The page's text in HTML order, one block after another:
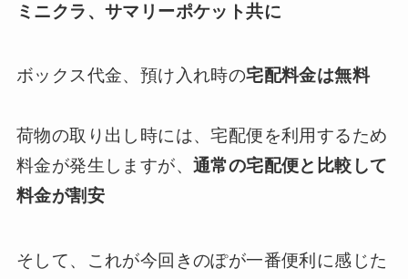
ミニクラ、サマリーポケット共に
ボックス代金、預け入れ時の宅配料金は無料
荷物の取り出し時には、宅配便を利用するため
料金が発生しますが、 通常の宅配便と比較して
料金が割安
そして、これが今回きのぽが一番便利に感じた